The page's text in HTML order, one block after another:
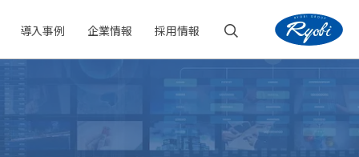
導入事例 企業情報 採用情報